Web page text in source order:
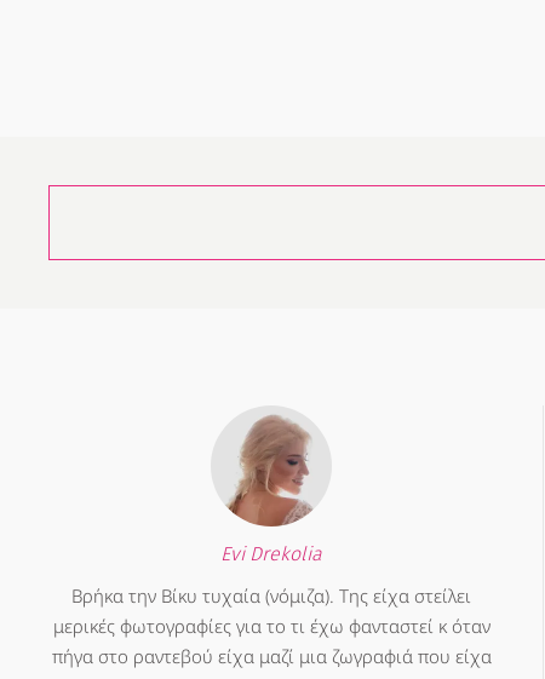
Evi Drekolia
Βρήκα την Βίκυ τυχαία (νόμιζα). Της είχα στείλει
μερικές φωτογραφίες για το τι έχω φανταστεί κ όταν
πήγα στο ραντεβού είχα μαζί μια ζωγραφιά που είχα